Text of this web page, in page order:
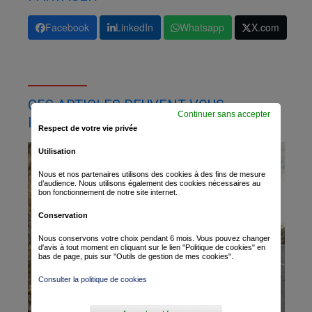
Facebook LinkedIn Whatsapp X.com
CES ARTICLES PEUVENT VOUS
INTÉRESSER
Respect de votre vie privée
Utilisation
Nous et nos partenaires utilisons des cookies à des fins de mesure
d’audience. Nous utilisons également des cookies nécessaires au
bon fonctionnement de notre site internet.
Conservation
Nous conservons votre choix pendant 6 mois. Vous pouvez changer
d'avis à tout moment en cliquant sur le lien "Politique de cookies" en
bas de page, puis sur "Outils de gestion de mes cookies".
Consulter la politique de cookies
Continuer sans accepter